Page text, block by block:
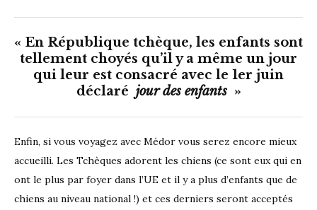
« En République tchèque, les enfants sont
tellement choyés qu’il y a même un jour
qui leur est consacré avec le 1er juin
déclaré jour des enfants»
Enfin, si vous voyagez avec Médor vous serez encore mieux
accueilli. Les Tchèques adorent les chiens (ce sont eux qui en
ont le plus par foyer dans l’UE et il y a plus d’enfants que de
chiens au niveau national !) et ces derniers seront acceptés